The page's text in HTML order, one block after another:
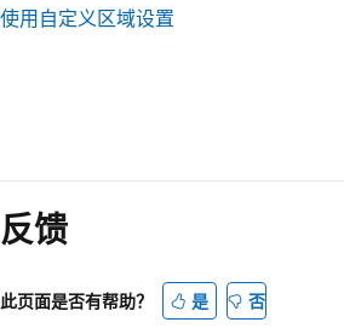
使用自定义区域设置
读
模
已
反馈
此页面是否有帮助？ 是 否